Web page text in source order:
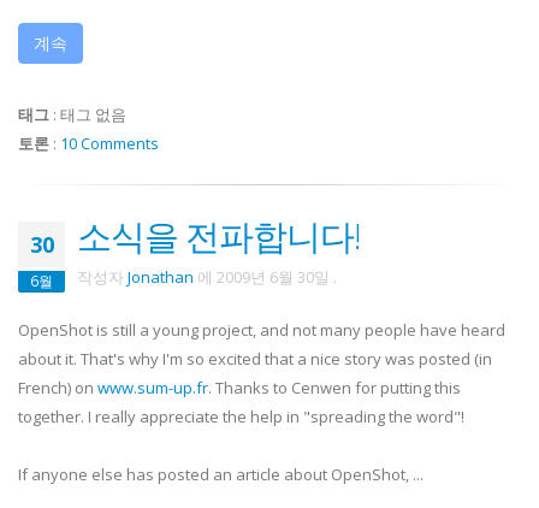
계속
태그 : 태그 없음
토론 : 10 Comments
30
6월
소식을 전파합니다!
작성자Jonathan 에 2009년 6월 30일 .
OpenShot is still a young project, and not many people have heard
about it. That's why I'm so excited that a nice story was posted (in
French) on www.sum-up.fr. Thanks to Cenwen for putting this
together. I really appreciate the help in "spreading the word"!
If anyone else has posted an article about OpenShot, ...